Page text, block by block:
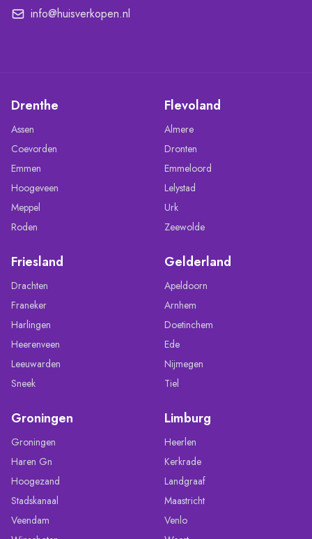
info@huisverkopen.nl
Drenthe
Assen
Coevorden
Emmen
Hoogeveen
Meppel
Roden
Flevoland
Almere
Dronten
Emmeloord
Lelystad
Urk
Zeewolde
Friesland
Drachten
Franeker
Harlingen
Heerenveen
Leeuwarden
Sneek
Gelderland
Apeldoorn
Arnhem
Doetinchem
Ede
Nijmegen
Tiel
Groningen
Groningen
Haren Gn
Hoogezand
Stadskanaal
Veendam
Limburg
Heerlen
Kerkrade
Landgraaf
Maastricht
Venlo